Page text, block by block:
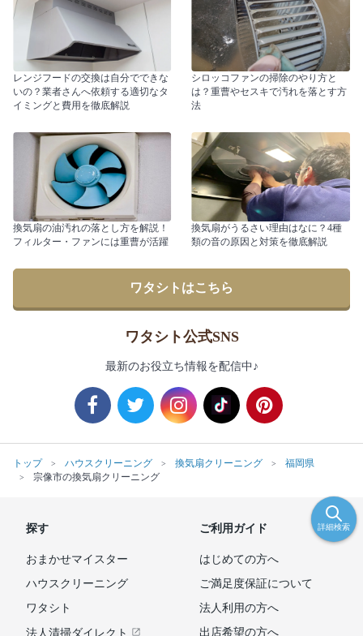
レンジフードの交換は自分でできな
いの？業者さんへ依頼する適切なタ
イミングと費用を徹底解説
シロッコファンの掃除のやり方と
は？重曹やセスキで汚れを落とす方
法
換気扇の油汚れの落とし方を解説！
フィルター・ファンには重曹が活躍
換気扇がうるさい理由はなに？4種
類の音の原因と対策を徹底解説
ワタシトはこちら
ワタシト公式SNS
最新のお役立ち情報を配信中♪
トップ ハウスクリーニング 換気扇クリーニング
福岡県
宗像市の換気扇クリーニング
詳細検索
探す
おまかせマイスター
ハウスクリーニング
ワタシト
法人清掃ダイレクト
ご利用ガイド
はじめての方へ
ご満足度保証について
法人利用の方へ
出店希望の方へ